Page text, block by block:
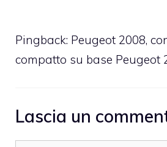
Pingback: Peugeot 2008,
compatto su base Peugeot
Lascia un